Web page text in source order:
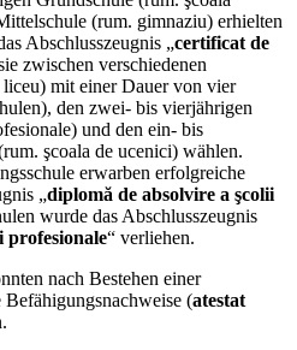
(rum. gimnaziu) erhielten
Abschlusszeugnis „certificat de
zwischen verschiedenen
mit einer Dauer von vier
den zwei- bis vierjährigen
und den ein- bis
şcoala de ucenici) wählen.
erwarben erfolgreiche
„diplomă de absolvire a şcolii
wurde das Abschlusszeugnis
profesionale“ verliehen.
nach Bestehen einer
(atestat